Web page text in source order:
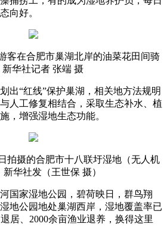
向好。
在合肥市巢湖北岸的油菜花田间骑
新华社记者 张端 摄
“红线”保护巢湖，相关地方法规明
人工修复相结合，采取生态补水、植
，增强湿地生态功能。
摄的合肥市十八联圩湿地（无人机
新华社发（王世保 摄）
家湿地公园，碧荷映日，群鸟翔
地公园地处巢湖西岸，湿地覆盖率已
居、2000余亩渔业退养，换得这里